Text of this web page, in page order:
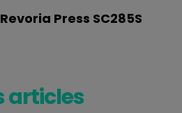
Press SC285S
articles